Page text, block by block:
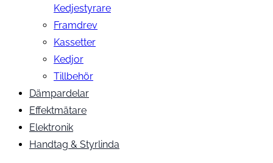
Kedjestyrare
Framdrev
Kassetter
Kedjor
Tillbehör
Dämpardelar
Effektmätare
Elektronik
Handtag & Styrlinda